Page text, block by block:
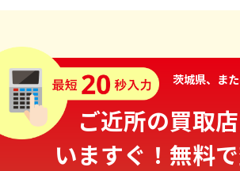
茨城県、ま
ご近所の買取
いますぐ！無料